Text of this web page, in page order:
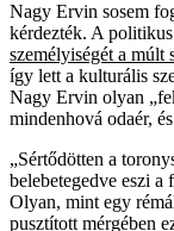
Nagy Ervin sosem
kérdezték. A
személyiségét a múlt
így lett a kulturális
Nagy Ervin olyan
mindenhová odaér,
„Sértődötten a
belebetegedve eszi a
Olyan, mint egy
pusztított mérgében